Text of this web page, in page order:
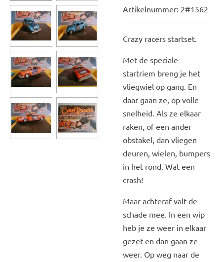
Artikelnummer: 2#1562
Crazy racers startset.
Met de speciale
startriem breng je het
vliegwiel op gang. En
daar gaan ze, op volle
snelheid. Als ze elkaar
raken, of een ander
obstakel, dan vliegen
deuren, wielen, bumpers
in het rond. Wat een
crash!
Maar achteraf valt de
schade mee. In een wip
heb je ze weer in elkaar
gezet en dan gaan ze
weer. Op weg naar de